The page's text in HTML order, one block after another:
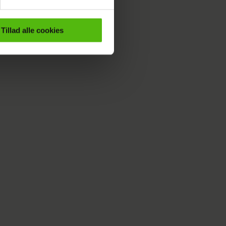
Tillad alle cookies